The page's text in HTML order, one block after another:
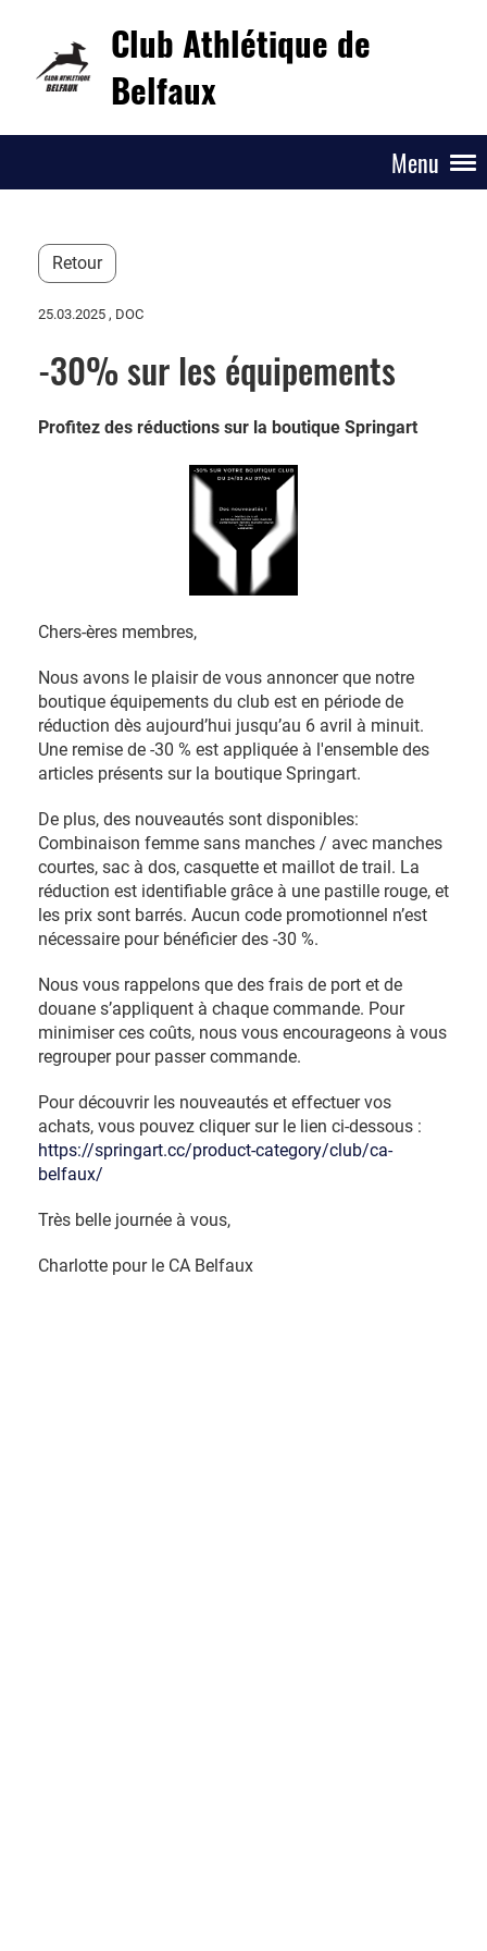
Club Athlétique de
Belfaux
Menu
Retour
25.03.2025 , DOC
-30% sur les équipements
Profitez des réductions sur la boutique Springart
Chers-ères membres,
Nous avons le plaisir de vous annoncer que notre
boutique équipements du club est en période de
réduction dès aujourd’hui jusqu’au 6 avril à minuit.
Une remise de -30 % est appliquée à l'ensemble des
articles présents sur la boutique Springart.
De plus, des nouveautés sont disponibles:
Combinaison femme sans manches / avec manches
courtes, sac à dos, casquette et maillot de trail. La
réduction est identifiable grâce à une pastille rouge, et
les prix sont barrés. Aucun code promotionnel n’est
nécessaire pour bénéficier des -30 %.
Nous vous rappelons que des frais de port et de
douane s’appliquent à chaque commande. Pour
minimiser ces coûts, nous vous encourageons à vous
regrouper pour passer commande.
Pour découvrir les nouveautés et effectuer vos
achats, vous pouvez cliquer sur le lien ci-dessous :
https://springart.cc/product-category/club/ca-
belfaux/
Très belle journée à vous,
Charlotte pour le CA Belfaux